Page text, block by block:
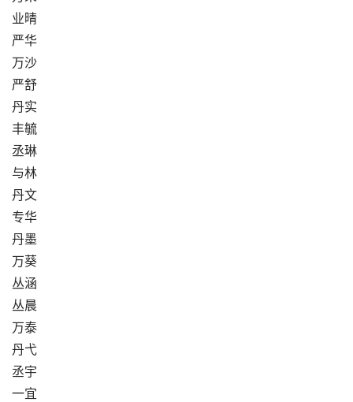
业晴
严华
万沙
严舒
丹实
丰毓
丞琳
与林
丹文
专华
丹墨
万葵
丛涵
丛晨
万泰
丹弋
丞宇
一宜